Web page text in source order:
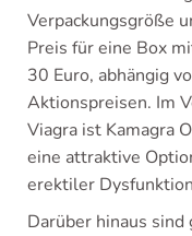
Verpackungsgröße
Preis für eine Box
30 Euro, abhängig
Aktionspreisen. Im
Viagra ist Kamagra
eine attraktive
erektiler
Darüber hinaus